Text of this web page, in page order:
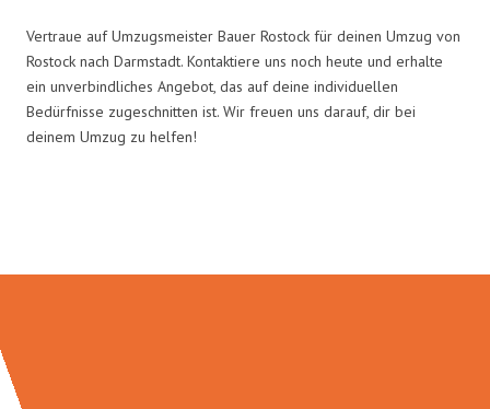
Vertraue auf Umzugsmeister Bauer Rostock für deinen Umzug von
Rostock nach Darmstadt. Kontaktiere uns noch heute und erhalte
ein unverbindliches Angebot, das auf deine individuellen
Bedürfnisse zugeschnitten ist. Wir freuen uns darauf, dir bei
deinem Umzug zu helfen!